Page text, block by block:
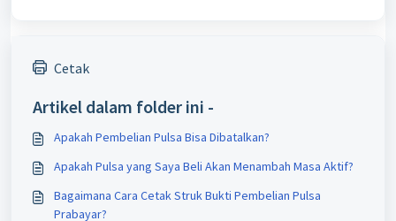
Cetak
Artikel dalam folder ini -
Apakah Pembelian Pulsa Bisa Dibatalkan?
Apakah Pulsa yang Saya Beli Akan Menambah Masa Aktif?
Bagaimana Cara Cetak Struk Bukti Pembelian Pulsa
Prabayar?